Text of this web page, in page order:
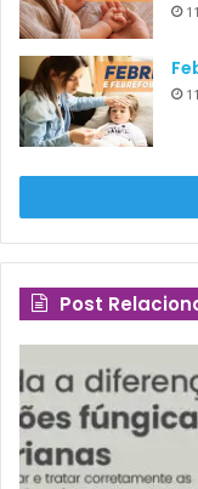
Post